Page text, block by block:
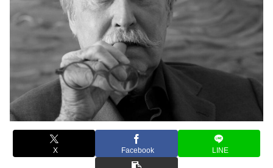
X Facebook LINE